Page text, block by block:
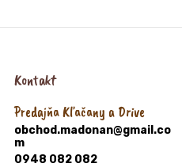
Kontakt
Predajňa Kľačany a Drive
obchod.madonan@gmail.co
m
0948 082 082